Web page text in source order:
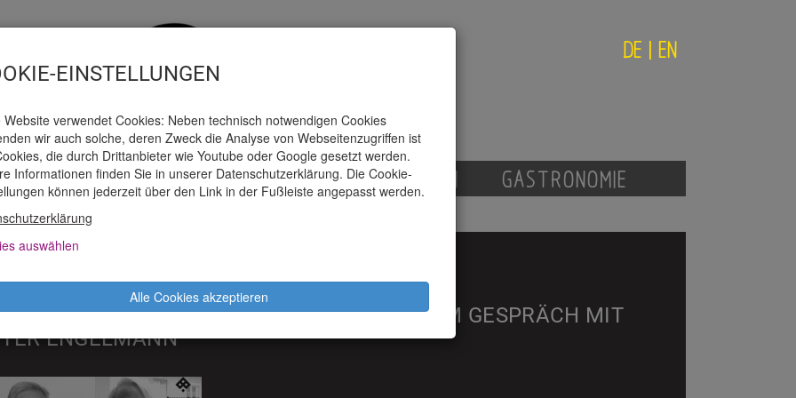
DE EN
TICKETS PRESSE MAGAZIN GASTRONOMIE
GESPRÄCHE: JACQUES RANCIÈRE IM GESPRÄCH MIT
ENGELMANN
EINSTELLUNGEN
Website verwendet Cookies: Neben technisch notwendigen Cookies
wir auch solche, deren Zweck die Analyse von Webseitenzugriffen ist
die durch Drittanbieter wie Youtube oder Google gesetzt werden.
Informationen finden Sie in unserer Datenschutzerklärung. Die Cookie-
können jederzeit über den Link in der Fußleiste angepasst werden.
auswählen
Alle Cookies akzeptieren